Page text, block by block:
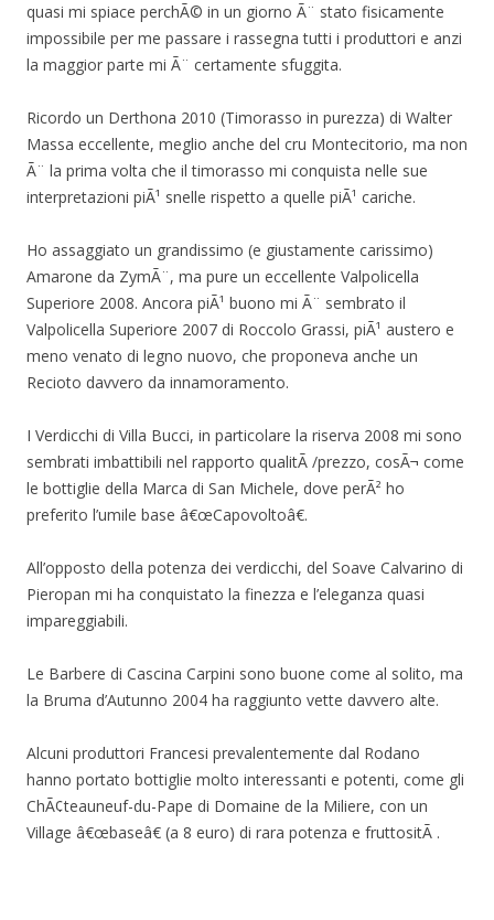
quasi mi spiace perchÃ© in un giorno Ã¨ stato fisicamente
impossibile per me passare i rassegna tutti i produttori e anzi
la maggior parte mi Ã¨ certamente sfuggita.
Ricordo un Derthona 2010 (Timorasso in purezza) di Walter
Massa eccellente, meglio anche del cru Montecitorio, ma non
Ã¨ la prima volta che il timorasso mi conquista nelle sue
interpretazioni piÃ¹ snelle rispetto a quelle piÃ¹ cariche.
Ho assaggiato un grandissimo (e giustamente carissimo)
Amarone da ZymÃ¨, ma pure un eccellente Valpolicella
Superiore 2008. Ancora piÃ¹ buono mi Ã¨ sembrato il
Valpolicella Superiore 2007 di Roccolo Grassi, piÃ¹ austero e
meno venato di legno nuovo, che proponeva anche un
Recioto davvero da innamoramento.
I Verdicchi di Villa Bucci, in particolare la riserva 2008 mi sono
sembrati imbattibili nel rapporto qualitÃ /prezzo, cosÃ¬ come
le bottiglie della Marca di San Michele, dove perÃ² ho
preferito l’umile base â€œCapovoltoâ€.
All’opposto della potenza dei verdicchi, del Soave Calvarino di
Pieropan mi ha conquistato la finezza e l’eleganza quasi
impareggiabili.
Le Barbere di Cascina Carpini sono buone come al solito, ma
la Bruma d’Autunno 2004 ha raggiunto vette davvero alte.
Alcuni produttori Francesi prevalentemente dal Rodano
hanno portato bottiglie molto interessanti e potenti, come gli
ChÃ¢teauneuf-du-Pape di Domaine de la Miliere, con un
Village â€œbaseâ€ (a 8 euro) di rara potenza e fruttositÃ .